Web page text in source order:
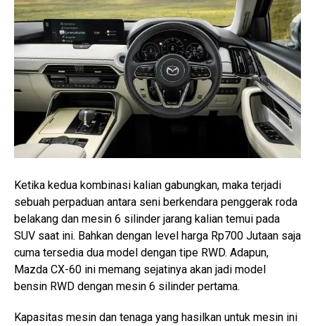
Ketika kedua kombinasi kalian gabungkan, maka terjadi
sebuah perpaduan antara seni berkendara penggerak roda
belakang dan mesin 6 silinder jarang kalian temui pada
SUV saat ini. Bahkan dengan level harga Rp700 Jutaan saja
cuma tersedia dua model dengan tipe RWD. Adapun,
Mazda CX-60 ini memang sejatinya akan jadi model
bensin RWD dengan mesin 6 silinder pertama.
Kapasitas mesin dan tenaga yang hasilkan untuk mesin ini